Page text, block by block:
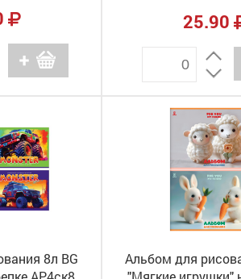
25.90
8л BG
Альбом для